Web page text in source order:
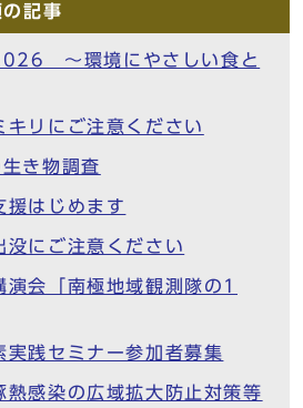
記事
～環境にやさしい食と
キリにご注意ください
き物調査
援はじめます
没にご注意ください
演会「南極地域観測隊の1
実践セミナー参加者募集
熱感染の広域拡大防止対策等